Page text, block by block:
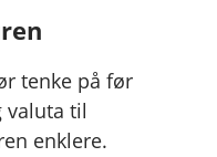
tenke på før
valuta til
enklere.